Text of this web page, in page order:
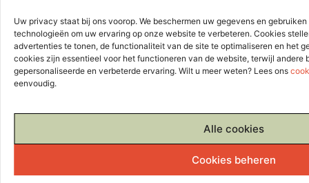
Uw privacy staat bij ons voorop. We beschermen uw gegevens en
technologieën om uw ervaring op onze website te verbeteren. Cookies
advertenties te tonen, de functionaliteit van de site te optimaliseren en het
cookies zijn essentieel voor het functioneren van de website, terwijl andere
gepersonaliseerde en verbeterde ervaring. Wilt u meer weten? Lees ons
eenvoudig.
Alle cookies
Cookies beheren